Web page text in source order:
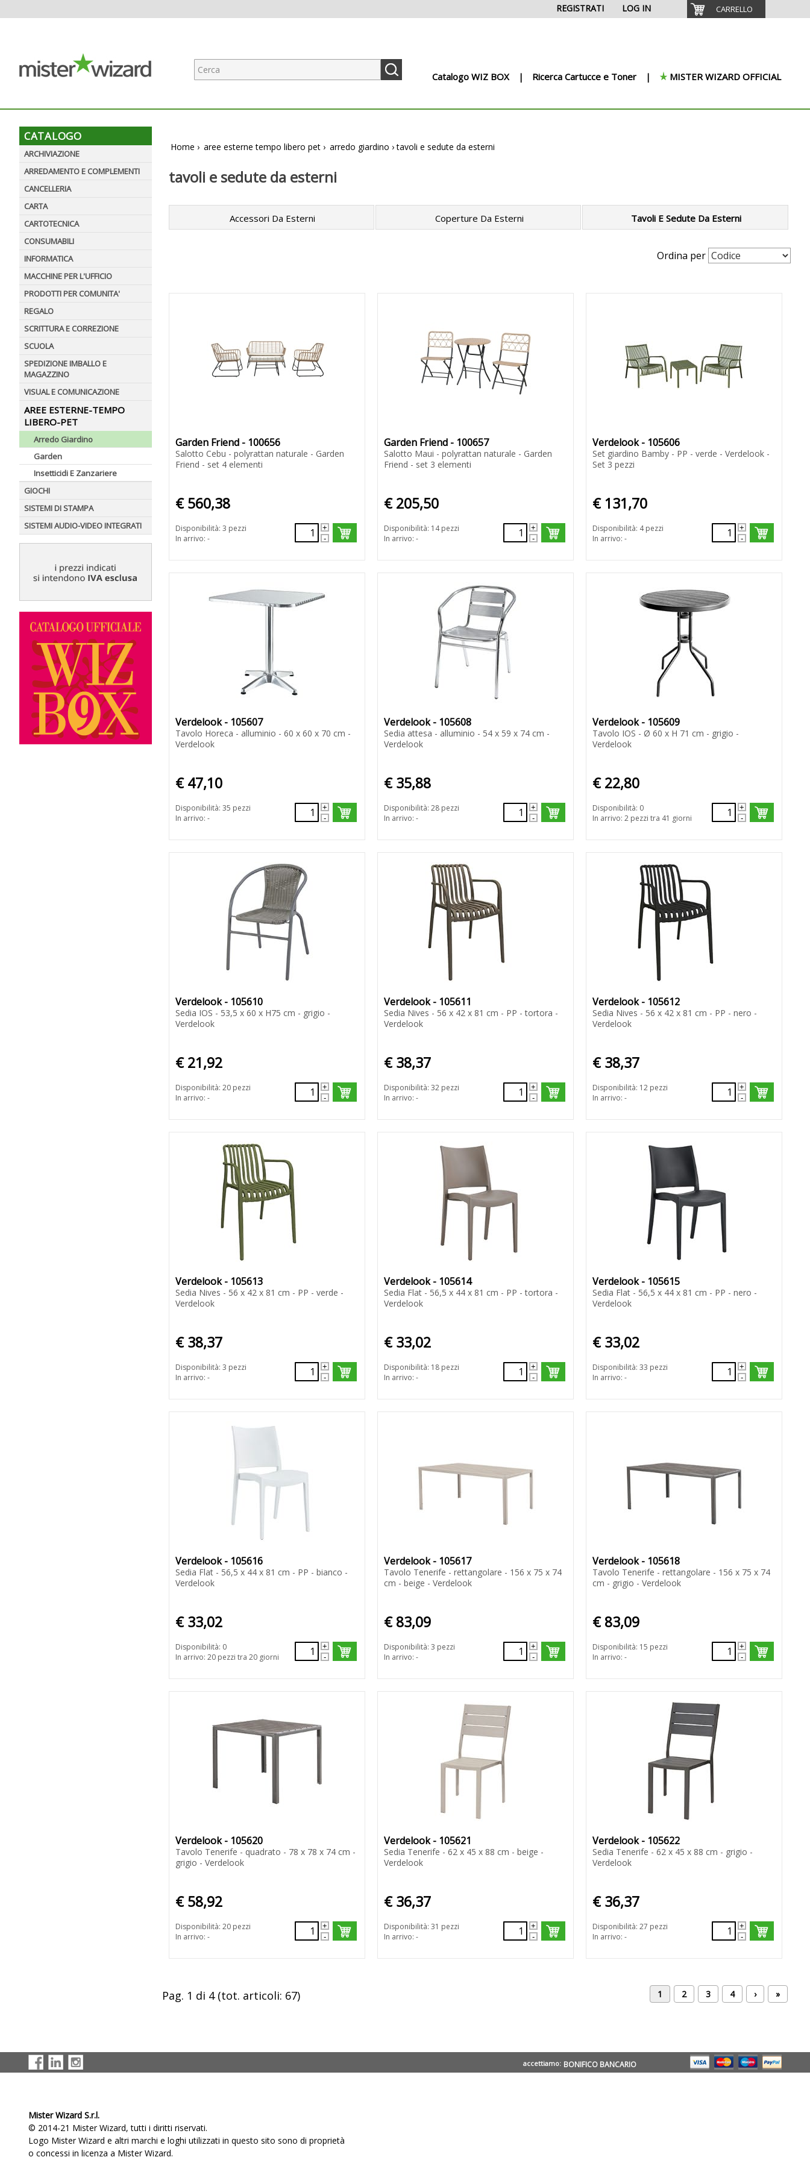
CARRELLO
LOG IN
REGISTRATI
Catalogo WIZ BOX Ricerca Cartucce e Toner MISTER WIZARD OFFICIAL
CATALOGO
ARCHIVIAZIONE
ARREDAMENTO E COMPLEMENTI
CANCELLERIA
CARTA
CARTOTECNICA
CONSUMABILI
INFORMATICA
MACCHINE PER L'UFFICIO
PRODOTTI PER COMUNITA'
REGALO
SCRITTURA E CORREZIONE
SCUOLA
SPEDIZIONE IMBALLO E
MAGAZZINO
VISUAL E COMUNICAZIONE
AREE ESTERNE-TEMPO
LIBERO-PET
Arredo Giardino
Garden
Insetticidi E Zanzariere
GIOCHI
SISTEMI DI STAMPA
SISTEMI AUDIO-VIDEO INTEGRATI
Home › aree esterne tempo libero pet › arredo giardino › tavoli e sedute da esterni
tavoli e sedute da esterni
Accessori Da Esterni Coperture Da Esterni Tavoli E Sedute Da Esterni
Ordina per
Garden Friend - 100656
Salotto Cebu - polyrattan naturale - Garden
Friend - set 4 elementi
€ 560,38
Disponibilità: 3 pezzi
In arrivo: -
Garden Friend - 100657
Salotto Maui - polyrattan naturale - Garden
Friend - set 3 elementi
€ 205,50
Disponibilità: 14 pezzi
In arrivo: -
Verdelook - 105606
Set giardino Bamby - PP - verde - Verdelook -
Set 3 pezzi
€ 131,70
Disponibilità: 4 pezzi
In arrivo: -
Verdelook - 105607
Tavolo Horeca - alluminio - 60 x 60 x 70 cm -
Verdelook
€ 47,10
Disponibilità: 35 pezzi
In arrivo: -
Verdelook - 105608
Sedia attesa - alluminio - 54 x 59 x 74 cm -
Verdelook
€ 35,88
Disponibilità: 28 pezzi
In arrivo: -
Verdelook - 105609
Tavolo IOS - Ø 60 x H 71 cm - grigio -
Verdelook
€ 22,80
Disponibilità: 0
In arrivo: 2 pezzi tra 41 giorni
Verdelook - 105610
Sedia IOS - 53,5 x 60 x H75 cm - grigio -
Verdelook
€ 21,92
Disponibilità: 20 pezzi
In arrivo: -
Verdelook - 105611
Sedia Nives - 56 x 42 x 81 cm - PP - tortora -
Verdelook
€ 38,37
Disponibilità: 32 pezzi
In arrivo: -
Verdelook - 105612
Sedia Nives - 56 x 42 x 81 cm - PP - nero -
Verdelook
€ 38,37
Disponibilità: 12 pezzi
In arrivo: -
Verdelook - 105613
Sedia Nives - 56 x 42 x 81 cm - PP - verde -
Verdelook
€ 38,37
Disponibilità: 3 pezzi
In arrivo: -
Verdelook - 105614
Sedia Flat - 56,5 x 44 x 81 cm - PP - tortora -
Verdelook
€ 33,02
Disponibilità: 18 pezzi
In arrivo: -
Verdelook - 105615
Sedia Flat - 56,5 x 44 x 81 cm - PP - nero -
Verdelook
€ 33,02
Disponibilità: 33 pezzi
In arrivo: -
Verdelook - 105616
Sedia Flat - 56,5 x 44 x 81 cm - PP - bianco -
Verdelook
€ 33,02
Disponibilità: 0
In arrivo: 20 pezzi tra 20 giorni
Verdelook - 105617
Tavolo Tenerife - rettangolare - 156 x 75 x 74
cm - beige - Verdelook
€ 83,09
Disponibilità: 3 pezzi
In arrivo: -
Verdelook - 105618
Tavolo Tenerife - rettangolare - 156 x 75 x 74
cm - grigio - Verdelook
€ 83,09
Disponibilità: 15 pezzi
In arrivo: -
Verdelook - 105620
Tavolo Tenerife - quadrato - 78 x 78 x 74 cm -
grigio - Verdelook
€ 58,92
Disponibilità: 20 pezzi
In arrivo: -
Verdelook - 105621
Sedia Tenerife - 62 x 45 x 88 cm - beige -
Verdelook
€ 36,37
Disponibilità: 31 pezzi
In arrivo: -
Verdelook - 105622
Sedia Tenerife - 62 x 45 x 88 cm - grigio -
Verdelook
€ 36,37
Disponibilità: 27 pezzi
In arrivo: -
Pag. 1 di 4 (tot. articoli: 67) 1 2 3 4 › »
BONIFICO BANCARIO
accettiamo:
Mister Wizard S.r.l.
© 2014-21 Mister Wizard, tutti i diritti riservati.
Logo Mister Wizard e altri marchi e loghi utilizzati in questo sito sono di proprietà
o concessi in licenza a Mister Wizard.